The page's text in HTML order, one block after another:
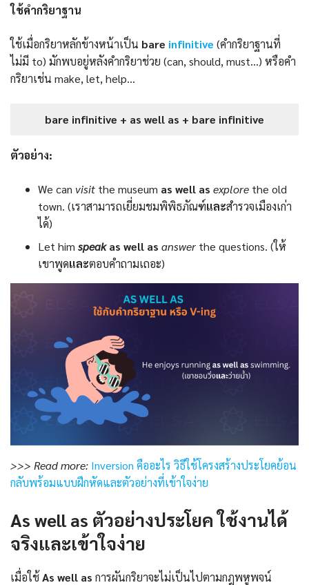
ใช้คำกริยาฐาน
ใช้เมื่อกริยาหลักข้างหน้าเป็น bare infinitive (คำกริยาฐานที่
ไม่มี to) มักพบอยู่หลังคำกริยาช่วย (can, should, must…) หรือคํา
กริยาเช่น make, let, help…
bare infinitive + as well as + bare infinitive
ตัวอย่าง:
We can visit the museum as well as explore the old
town. (เราสามารถเยี่ยมชมพิพิธภัณฑ์และสำรวจเมืองเก่า
ได้)
Let him speakas well as answer the questions. (ให้
เขาพูดและตอบคำถามเถอะ)
>>> Read more: Inversion คืออะไร วิธีใช้โครงสร้างประโยคย้อน
กลับพร้อมแบบฝึกหัดและตัวอย่างที่เข้าใจง่าย
As well as ตัวอย่างประโยค ใช้งานได้
จริงและเข้าใจง่าย
เมื่อใช้As well as การผันกริยาจะไม่เป็นไปตามกฎพหูพจน์